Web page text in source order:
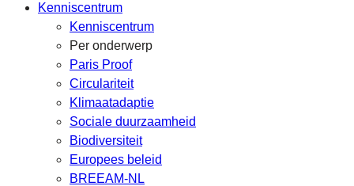
Kenniscentrum
Kenniscentrum
Per onderwerp
Paris Proof
Circulariteit
Klimaatadaptie
Sociale duurzaamheid
Biodiversiteit
Europees beleid
BREEAM-NL